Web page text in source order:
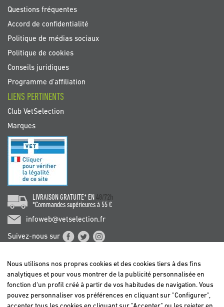
Questions fréquentes
Accord de confidentialité
Politique de médias sociaux
Politique de cookies
Conseils juridiques
Programme d'affiliation
LIENS PERTINENTS
Club VetSelection
Marques
LIVRAISON GRATUITE* EN 48/72h
*Commandes supérieures à 55 €
infoweb@vetselection.fr
Suivez-nous sur
BELGIË / BELGIQUE
Nous utilisons nos propres cookies et des cookies tiers à des fins
analytiques et pour vous montrer de la publicité personnalisée en
fonction d'un profil créé à partir de vos habitudes de navigation. Vous
pouvez personnaliser vos préférences en cliquant sur "Configurer",